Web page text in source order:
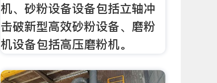
机、砂粉设备设备包括立轴冲
击破新型高效砂粉设备、磨粉
机设备包括高压磨粉机。